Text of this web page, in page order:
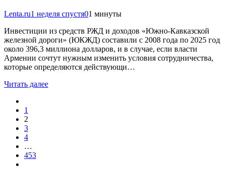
Lenta.ru1 неделя спустя01 минуты
Инвестиции из средств РЖД и доходов «Южно-Кавказской
железной дороги» (ЮКЖД) составили с 2008 года по 2025 год
около 396,3 миллиона долларов, и в случае, если власти
Армении сочтут нужным изменить условия сотрудничества,
которые определяются действующи…
Читать далее
1
2
3
4
…
453